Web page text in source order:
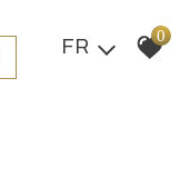
FR
0